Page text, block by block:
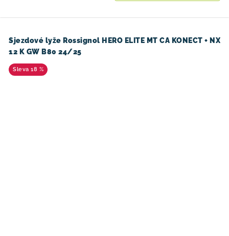
Sjezdové lyže Rossignol HERO ELITE MT CA KONECT + NX
12 K GW B80 24/25
18 %